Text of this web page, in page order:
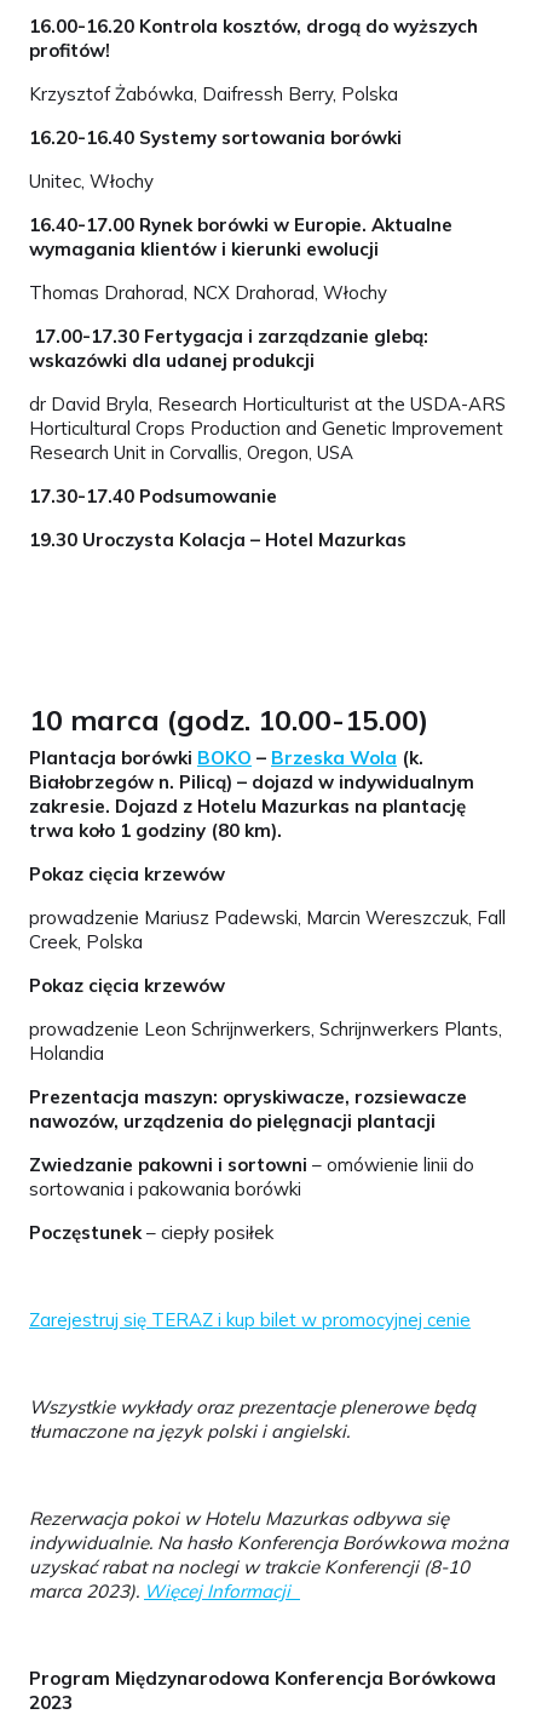
16.00-16.20 Kontrola kosztów, drogą do wyższych
profitów!
Krzysztof Żabówka, Daifressh Berry, Polska
16.20-16.40 Systemy sortowania borówki
Unitec, Włochy
16.40-17.00 Rynek borówki w Europie. Aktualne
wymagania klientów i kierunki ewolucji
Thomas Drahorad, NCX Drahorad, Włochy
17.00-17.30 Fertygacja i zarządzanie glebą:
wskazówki dla udanej produkcji
dr David Bryla, Research Horticulturist at the USDA-ARS
Horticultural Crops Production and Genetic Improvement
Research Unit in Corvallis, Oregon, USA
17.30-17.40 Podsumowanie
19.30 Uroczysta Kolacja – Hotel Mazurkas
10 marca (godz. 10.00-15.00)
Plantacja borówki BOKO – Brzeska Wola (k.
Białobrzegów n. Pilicą) – dojazd w indywidualnym
zakresie. Dojazd z Hotelu Mazurkas na plantację
trwa koło 1 godziny (80 km).
Pokaz cięcia krzewów
prowadzenie Mariusz Padewski, Marcin Wereszczuk, Fall
Creek, Polska
Pokaz cięcia krzewów
prowadzenie Leon Schrijnwerkers, Schrijnwerkers Plants,
Holandia
Prezentacja maszyn: opryskiwacze, rozsiewacze
nawozów, urządzenia do pielęgnacji plantacji
Zwiedzanie pakowni i sortowni – omówienie linii do
sortowania i pakowania borówki
Poczęstunek – ciepły posiłek
Zarejestruj się TERAZ i kup bilet w promocyjnej cenie
Wszystkie wykłady oraz prezentacje plenerowe będą
tłumaczone na język polski i angielski.
Rezerwacja pokoi w Hotelu Mazurkas odbywa się
indywidualnie. Na hasło Konferencja Borówkowa można
uzyskać rabat na noclegi w trakcie Konferencji (8-10
marca 2023). Więcej Informacji
Program Międzynarodowa Konferencja Borówkowa
2023